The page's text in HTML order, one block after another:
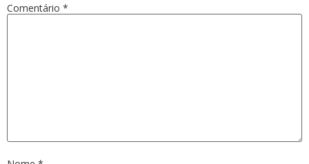
Comentário *